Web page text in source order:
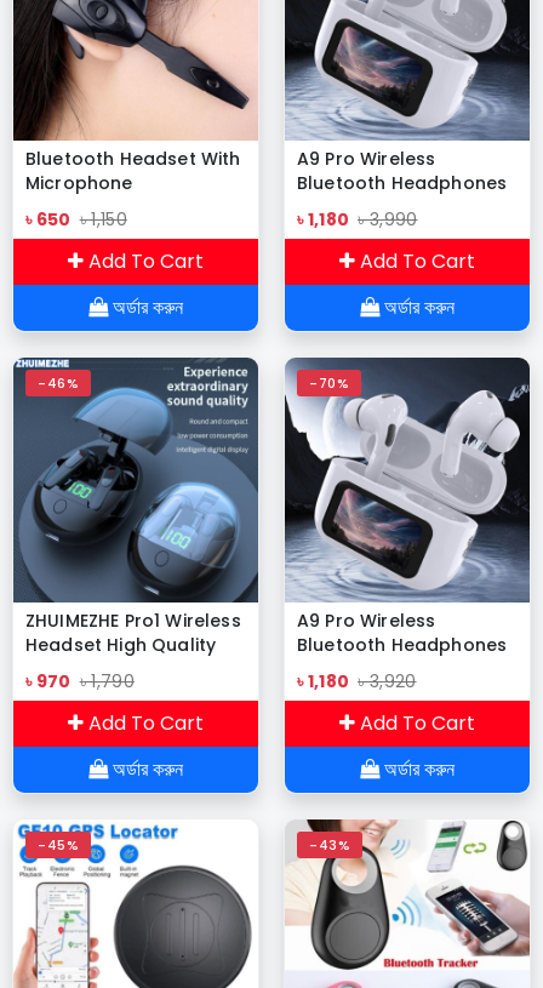
Bluetooth Headset With
Microphone
Rechargeable Long
Standby Driving Car
High Sensitivity
Handsfree Wireless
Headphones
৳ 650 ৳ 1,150
Add To Cart
অর্ডার করুন
A9 Pro Wireless
Bluetooth Headphones
Original Earphone ANC
Noise Reduction
Headset LED Touch
Screen Earbuds N
৳ 1,180 ৳ 3,990
Add To Cart
অর্ডার করুন
-46%
ZHUIMEZHE Pro1 Wireless
Headset High Quality
Bluetooth Headphone
৳ 970 ৳ 1,790
Add To Cart
অর্ডার করুন
-70%
A9 Pro Wireless
Bluetooth Headphones
Original Earphone ANC
Noise Reduction
Headset LED Touch
Screen Earbuds
৳ 1,180 ৳ 3,920
Add To Cart
অর্ডার করুন
-45% -43%